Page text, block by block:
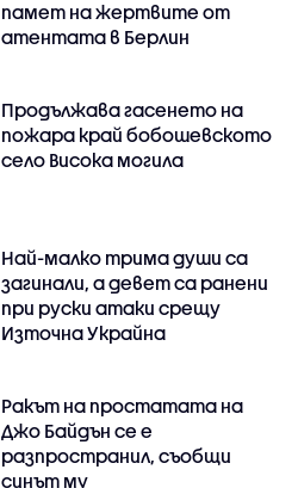
памет на жертвите от
атентата в Берлин
Продължава гасенето на
пожара край бобошевското
село Висока могила
Най-малко трима души са
загинали, а девет са ранени
при руски атаки срещу
Източна Украйна
Ракът на простатата на
Джо Байдън се е
разпространил, съобщи
синът му